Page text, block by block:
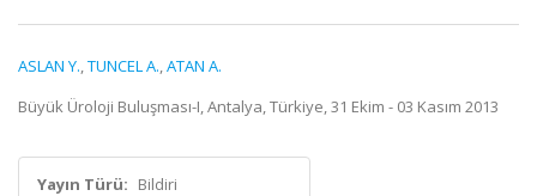
ASLAN Y.,TUNCEL A.,ATAN A.
Büyük Üroloji Buluşması-I, Antalya, Türkiye, 31 Ekim - 03 Kasım 2013
Yayın Türü: Bildiri